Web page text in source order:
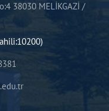
38030 MELİKGAZİ /